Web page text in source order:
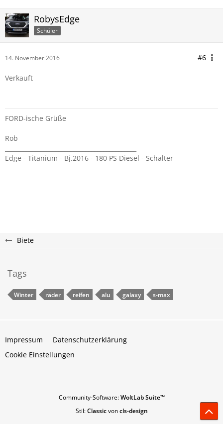
RobysEdge
Schüler
14. November 2016 #6
Verkauft
FORD-ische Grüße
Rob
Edge - Titanium - Bj.2016 - 180 PS Diesel - Schalter
Biete
Tags
Winter räder reifen alu galaxy s-max
Impressum
Datenschutzerklärung
Cookie Einstellungen
Community-Software:WoltLab Suite™
Stil:Classicvoncls-design